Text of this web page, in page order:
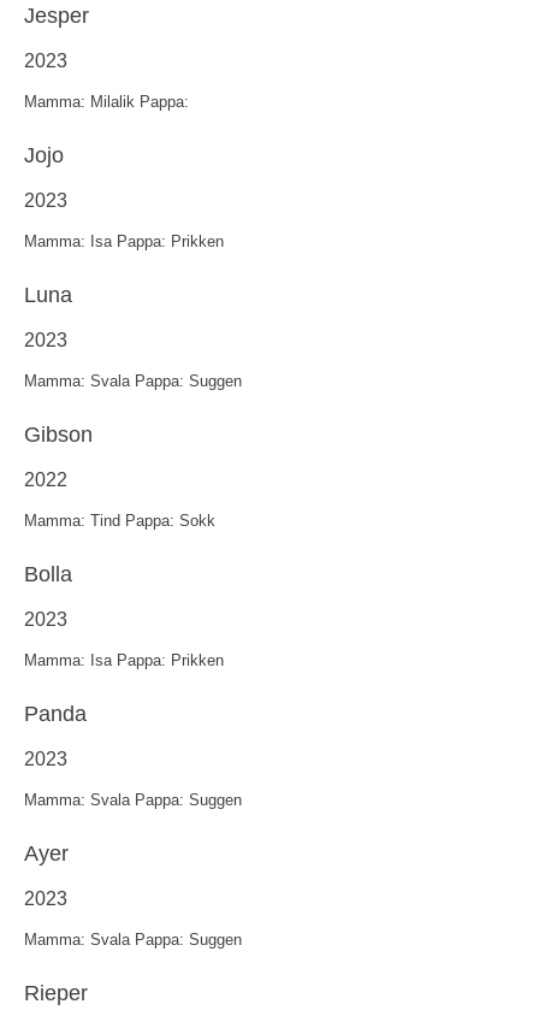
Jesper
2023
Mamma: Milalik Pappa:
Jojo
2023
Mamma: Isa Pappa: Prikken
Luna
2023
Mamma: Svala Pappa: Suggen
Gibson
2022
Mamma: Tind Pappa: Sokk
Bolla
2023
Mamma: Isa Pappa: Prikken
Panda
2023
Mamma: Svala Pappa: Suggen
Ayer
2023
Mamma: Svala Pappa: Suggen
Rieper